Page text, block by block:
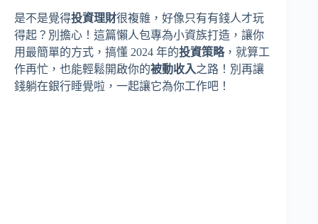
是不是覺得投資理財很複雜，好像只有有錢人才玩
得起？別擔心！這篇懶人包專為小資族打造，讓你
用最簡單的方式，搞懂 2024 年的投資策略，就算工
作再忙，也能輕鬆開啟你的被動收入之路！別再讓
錢躺在銀行睡覺啦，一起讓它為你工作吧！